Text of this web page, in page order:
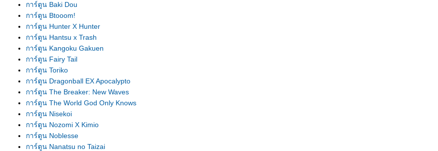
การ์ตูน Baki Dou
การ์ตูน Btooom!
การ์ตูน Hunter X Hunter
การ์ตูน Hantsu x Trash
การ์ตูน Kangoku Gakuen
การ์ตูน Fairy Tail
การ์ตูน Toriko
การ์ตูน Dragonball EX Apocalypto
การ์ตูน The Breaker: New Waves
การ์ตูน The World God Only Knows
การ์ตูน Nisekoi
การ์ตูน Nozomi X Kimio
การ์ตูน Noblesse
การ์ตูน Nanatsu no Taizai